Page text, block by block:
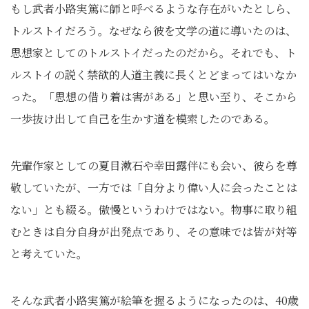
もし武者小路実篤に師と呼べるような存在がいたとしら、
トルストイだろう。なぜなら彼を文学の道に導いたのは、
思想家としてのトルストイだったのだから。それでも、ト
ルストイの説く禁欲的人道主義に長くとどまってはいなか
った。「思想の借り着は害がある」と思い至り、そこから
一歩抜け出して自己を生かす道を模索したのである。
先輩作家としての夏目漱石や幸田露伴にも会い、彼らを尊
敬していたが、一方では「自分より偉い人に会ったことは
ない」とも綴る。傲慢というわけではない。物事に取り組
むときは自分自身が出発点であり、その意味では皆が対等
と考えていた。
そんな武者小路実篤が絵筆を握るようになったのは、40歳